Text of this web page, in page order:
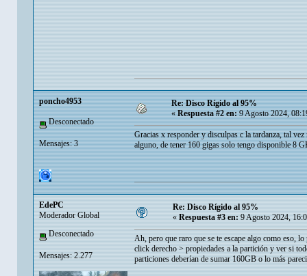
poncho4953
Desconectado
Mensajes: 3
Re: Disco Rígido al 95%
«Respuesta #2 en:9 Agosto 2024,
Gracias x responder y disculpas c la tardanza, tal
alguno, de tener 160 gigas solo tengo disponible 8
EdePC
Moderador Global
Desconectado
Mensajes: 2.277
Re: Disco Rígido al 95%
« Respuesta #3 en: 9 Agosto 2024,
Ah, pero que raro que se te escape algo como eso,
click derecho > propiedades a la partición y ver si
particiones deberían de sumar 160GB o lo más